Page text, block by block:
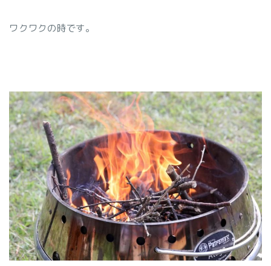
ワクワクの時です。